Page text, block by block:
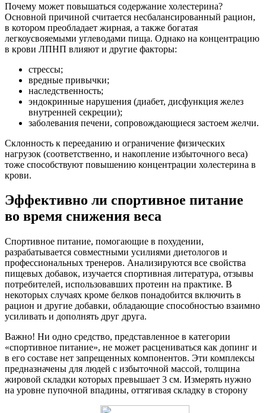
Почему может повышаться содержание холестерина?
Основной причиной считается несбалансированный рацион,
в котором преобладает жирная, а также богатая
легкоусвояемыми углеводами пища. Однако на концентрацию
в крови ЛПНП влияют и другие факторы:
стрессы;
вредные привычки;
наследственность;
эндокринные нарушения (диабет, дисфункция желез
внутренней секреции);
заболевания печени, сопровождающиеся застоем желчи.
Склонность к перееданию и ограничение физических
нагрузок (соответственно, и накопление избыточного веса)
тоже способствуют повышению концентрации холестерина в
крови.
Эффективно ли спортивное питание
во время снижения веса
Спортивное питание, помогающие в похудении,
разрабатывается совместными усилиями диетологов и
профессиональных тренеров. Анализируются все свойства
пищевых добавок, изучается спортивная литература, отзывы
потребителей, использовавших протеин на практике. В
некоторых случаях кроме белков понадобится включить в
рацион и другие добавки, обладающие способностью взаимно
усиливать и дополнять друг друга.
Важно! Ни одно средство, представленное в категории
«спортивное питание», не может расцениваться как допинг и
в его составе нет запрещенных компонентов. Эти комплексы
предназначены для людей с избыточной массой, толщина
жировой складки которых превышает 3 см. Измерять нужно
на уровне пупочной впадины, оттягивая складку в сторону